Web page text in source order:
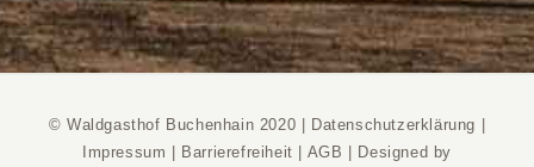
© Waldgasthof Buchenhain 2020 | Datenschutzerklärung
Impressum
Barrierefreiheit AGB
Designed by